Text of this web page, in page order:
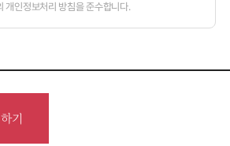
개인정보처리 방침을 준수합니다.
기